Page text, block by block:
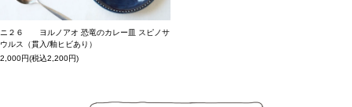
ニ２６ ヨルノアオ 恐竜のカレー皿 スピノサ
ウルス（貫入/釉ヒビあり）
2,000円(税込2,200円)